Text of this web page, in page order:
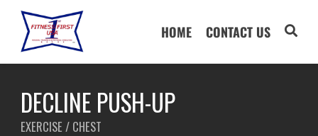
HOME CONTACT US
DECLINE PUSH-UP
EXERCISE / CHEST